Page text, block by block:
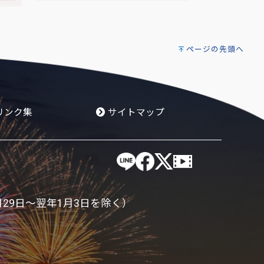
ページの先頭へ
ンク集 サイトマップ
日～翌年1月3日を除く）